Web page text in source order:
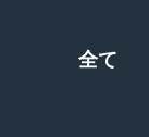
全て